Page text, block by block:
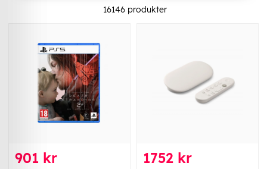
16146produkter
901 kr 1752 kr